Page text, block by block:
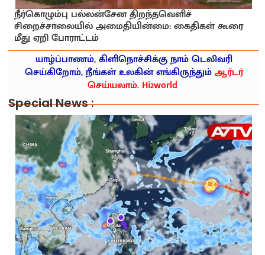
நீர்கொழும்பு பல்லன்சேன திறந்தவெளிச்
சிறைச்சாலையில் அமைதியின்மை: கைதிகள் கூரை
மீது ஏறி போராட்டம்
யாழ்ப்பாணம், கிளிநொச்சிக்கு நாம் டெலிவரி
செய்கிறோம், நீங்கள் உலகின் எங்கிருந்தும்ஆர்டர்
செய்யலாம். Hi2world
Special News :